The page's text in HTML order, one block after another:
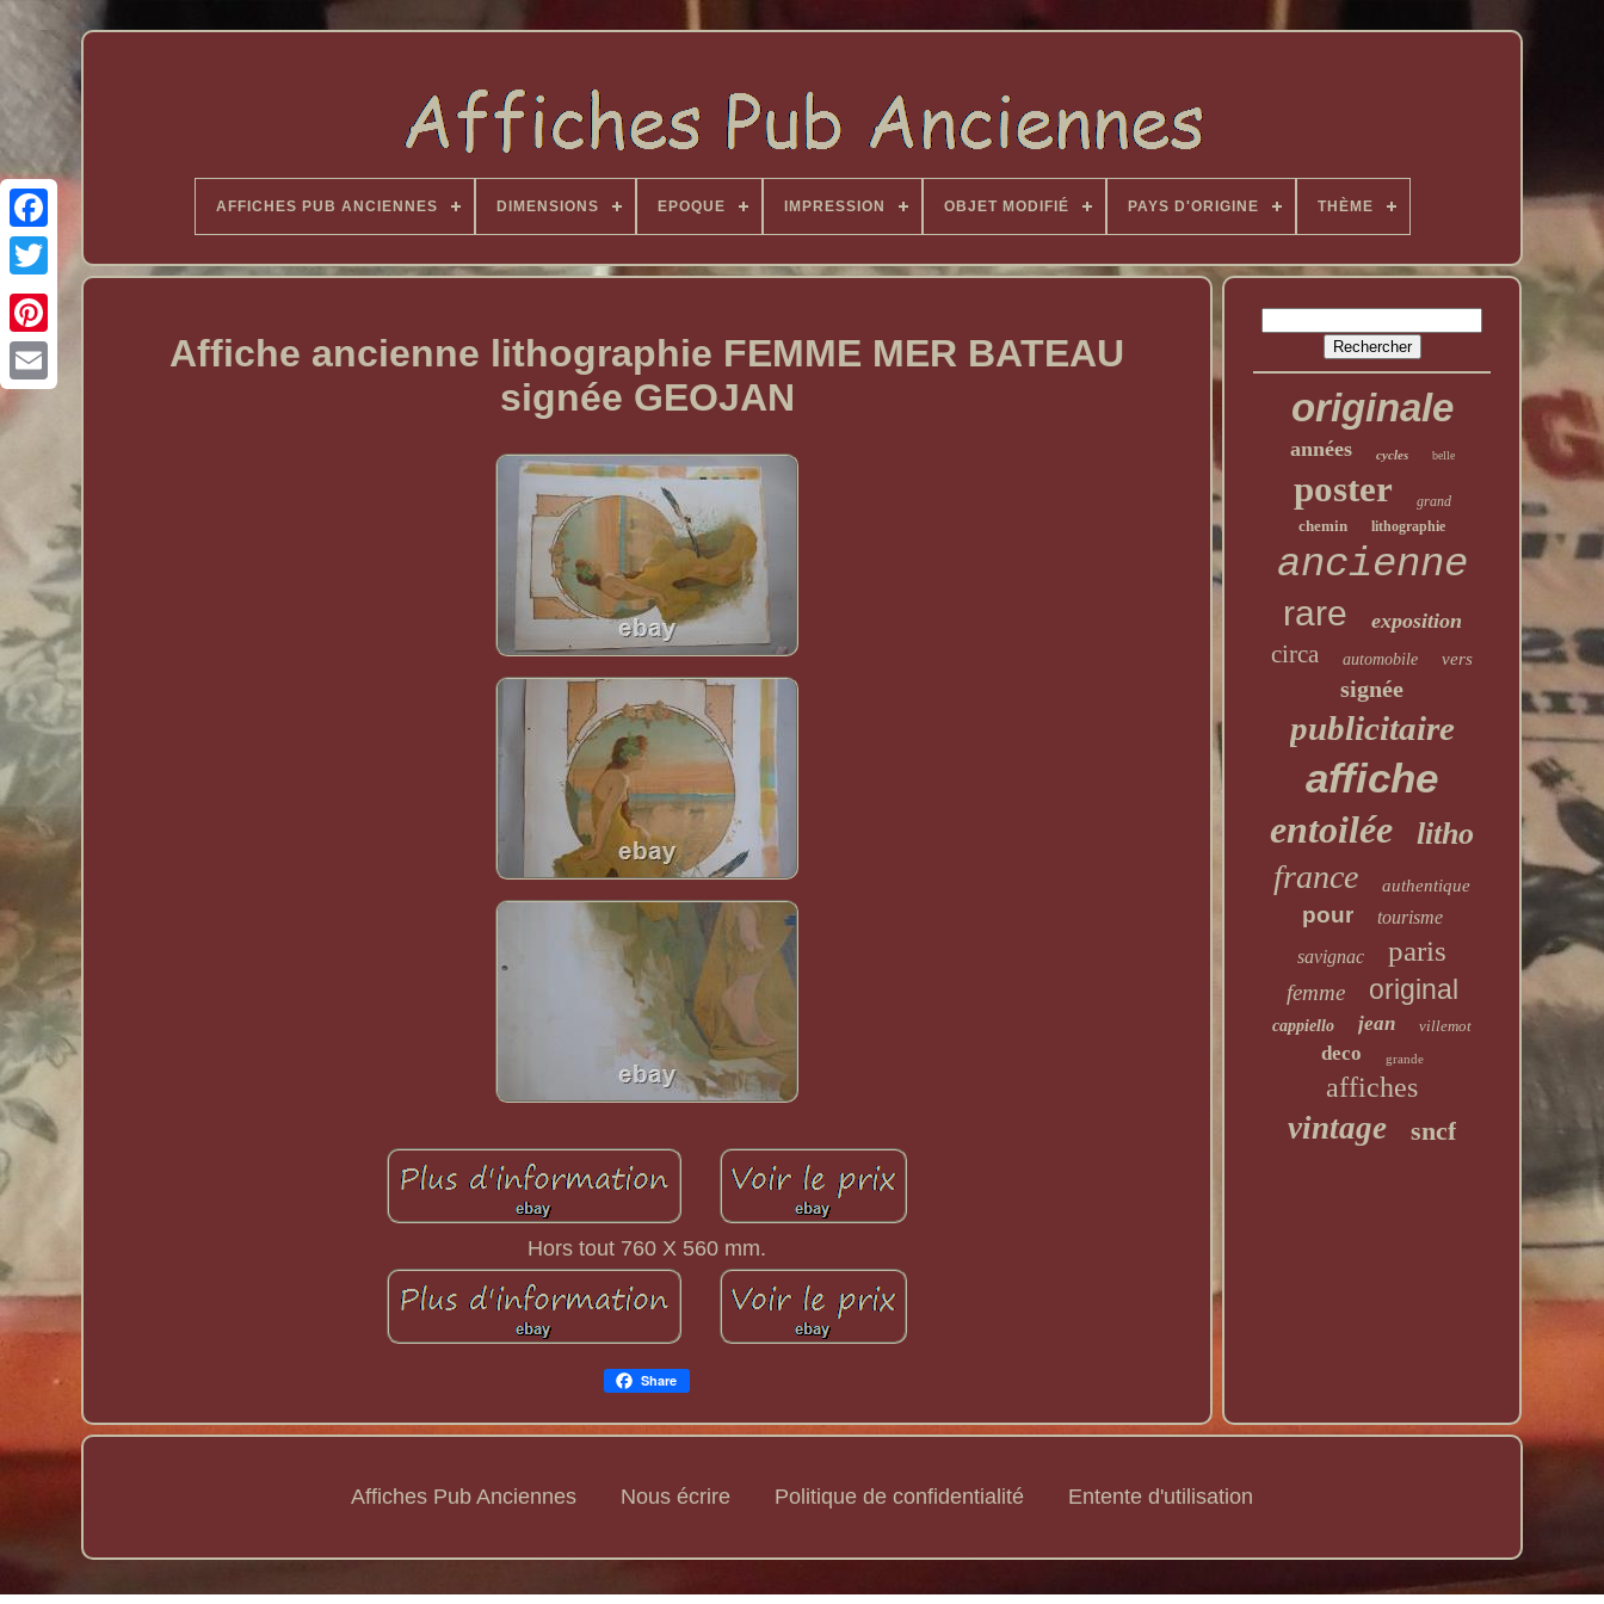
AFFICHES PUB ANCIENNES DIMENSIONS EPOQUE IMPRESSION OBJET MODIFIÉ PAYS D'ORIGINE THÈME
Affiche ancienne lithographie FEMME MER BATEAU
signée GEOJAN
Hors tout 760 X 560 mm.
Share
originale
années cycles belle
poster grand
chemin lithographie
ancienne
rare exposition
circa automobile vers
signée
publicitaire
affiche
entoilée litho
france authentique
pour
tourisme
savignac
paris
femme original
cappiello jean villemot
deco grande
affiches
vintage sncf
Affiches Pub Anciennes Nous écrire Politique de confidentialité Entente d'utilisation